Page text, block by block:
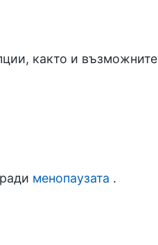
както и възможните
менопаузата .